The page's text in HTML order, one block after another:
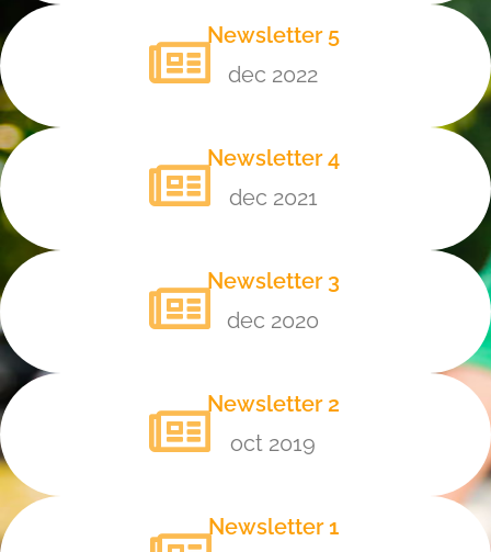
Newsletter 5
dec 2022
Newsletter 4
dec 2021
Newsletter 3
dec 2020
Newsletter 2
oct 2019
Newsletter 1